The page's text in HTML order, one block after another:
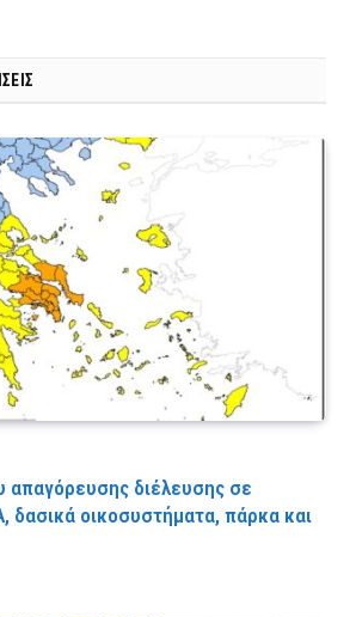
απαγόρευσης διέλευσης σε
δασικά οικοσυστήματα, πάρκα και